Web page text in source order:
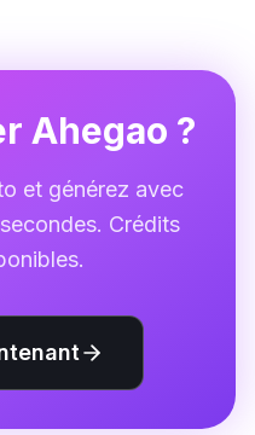
Ahegao ?
et générez avec
Crédits